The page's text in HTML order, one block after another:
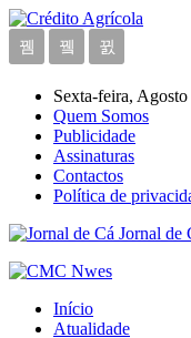
Sexta-feira,
Quem Somos
Publicidade
Assinaturas
Contactos
Política de
Jornal de
Início
Atualidade